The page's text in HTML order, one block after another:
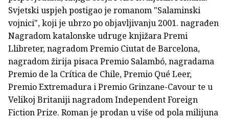
Svjetski uspjeh postigao je romanom "Salaminski
vojnici", koji je ubrzo po objavljivanju 2001. nagrađen
Nagradom katalonske udruge knjižara Premi
Llibreter, nagradom Premio Ciutat de Barcelona,
nagradom žirija pisaca Premio Salambó, nagradama
Premio de la Crítica de Chile, Premio Qué Leer,
Premio Extremadura i Premio Grinzane-Cavour te u
Velikoj Britaniji nagradom Independent Foreign
Fiction Prize. Roman je prodan u više od pola milijuna